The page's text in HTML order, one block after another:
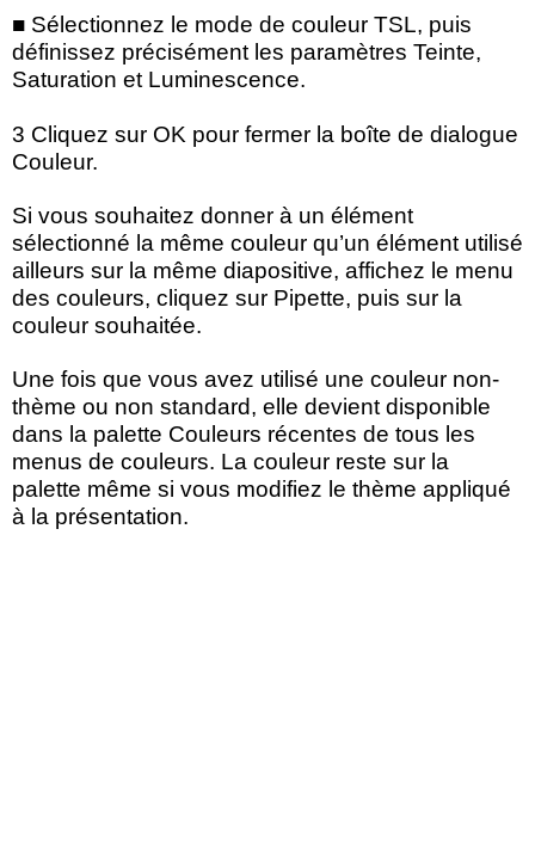
■ Sélectionnez le mode de couleur TSL, puis
définissez précisément les paramètres Teinte,
Saturation et Luminescence.
3 Cliquez sur OK pour fermer la boîte de dialogue
Couleur.
Si vous souhaitez donner à un élément
sélectionné la même couleur qu’un élément utilisé
ailleurs sur la même diapositive, affichez le menu
des couleurs, cliquez sur Pipette, puis sur la
couleur souhaitée.
Une fois que vous avez utilisé une couleur non-
thème ou non standard, elle devient disponible
dans la palette Couleurs récentes de tous les
menus de couleurs. La couleur reste sur la
palette même si vous modifiez le thème appliqué
à la présentation.